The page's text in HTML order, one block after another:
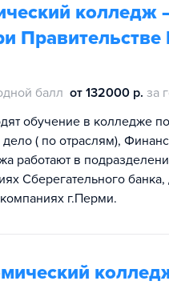
колледж
Правительстве
балл от 132000 р. за
обучение в колледже
дело ( по отраслям),
работают в
Сберегательного банка,
г.Перми.